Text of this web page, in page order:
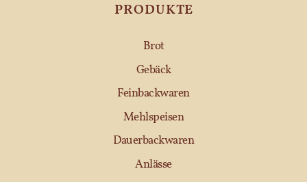
PRODUKTE
Brot
Gebäck
Feinbackwaren
Mehlspeisen
Dauerbackwaren
Anlässe